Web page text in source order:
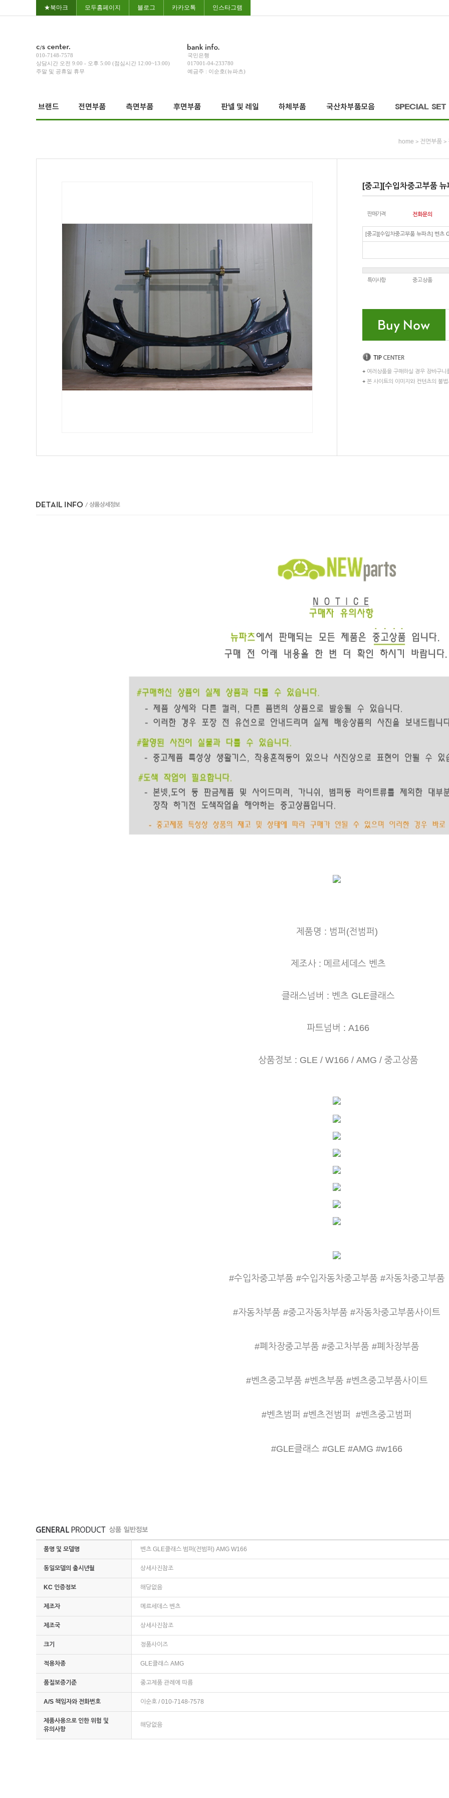
★북마크 모두홈페이지 블로그 카카오톡 인스타그램
010-7148-7578
상담시간 오전 9:00 - 오후 5:00 (점심시간 12:00~13:00)
주말 및 공휴일 휴무
국민은행
017001-04-233780
예금주 : 이순호(뉴파츠)
home > 전면부품 >
[중고][수입차중고부품
판매가격 전화문의
[중고][수입차중고부품 뉴파츠] 벤츠
특이사항 중고상품
+ 여러상품을 구매하실 경우 장바구니
+ 본 사이트의 이미지와 컨텐츠의 불법
제품명 : 범퍼(전범퍼)
제조사 : 메르세데스 벤츠
클래스넘버 : 벤츠 GLE클래스
파트넘버 : A166
상품정보 : GLE / W166 / AMG / 중고상품
#수입차중고부품 #수입자동차중고부품 #자동차중고부품
#자동차부품 #중고자동차부품 #자동차중고부품사이트
#폐차장중고부품 #중고차부품 #폐차장부품
#벤츠중고부품 #벤츠부품 #벤츠중고부품사이트
#벤츠범퍼 #벤츠전범퍼 #벤츠중고범퍼
#GLE클래스 #GLE #AMG #w166
품명 및 모델명 벤츠 GLE클래스 범퍼(전범퍼) AMG W166
동일모델의 출시년월 상세사진참조
KC 인증정보 해당없음
제조자 메르세데스 벤츠
제조국 상세사진참조
크기 정품사이즈
적용차종 GLE클래스 AMG
품질보증기준 중고제품 관례에 따름
A/S 책임자와 전화번호 이순호 / 010-7148-7578
제품사용으로 인한 위험 및
유의사항
해당없음